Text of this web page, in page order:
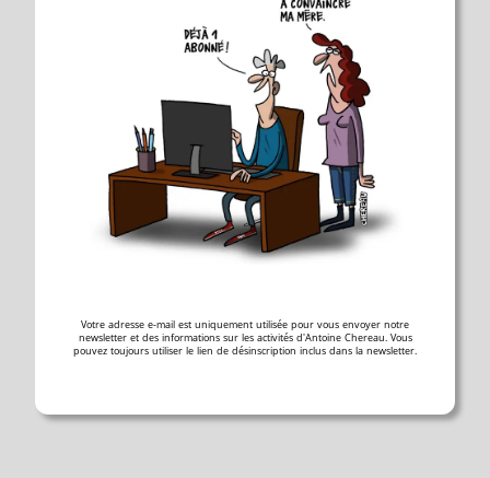
Votre adresse e-mail est uniquement utilisée pour vous envoyer notre
newsletter et des informations sur les activités d'Antoine Chereau. Vous
pouvez toujours utiliser le lien de désinscription inclus dans la newsletter.